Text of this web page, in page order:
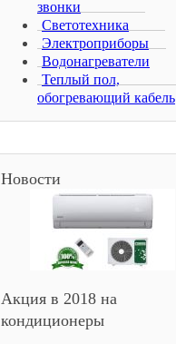
звонки
Светотехника
Электроприборы
Водонагреватели
Теплый пол,
обогревающий кабель
Новости
Акция в 2018 на
кондиционеры